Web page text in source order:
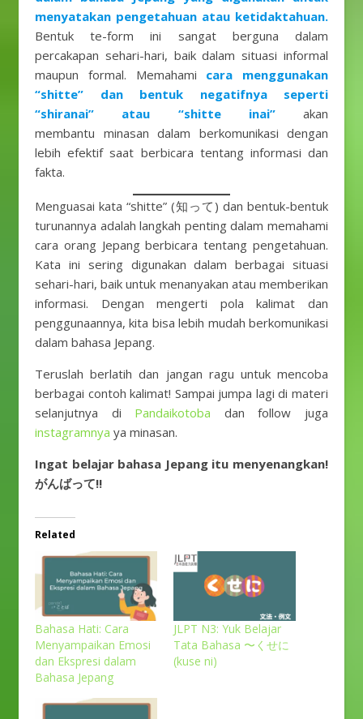
menyatakan pengetahuan atau ketidaktahuan.
Bentuk te-form ini sangat berguna dalam
percakapan sehari-hari, baik dalam situasi informal
maupun formal. Memahami cara menggunakan
“shitte” dan bentuk negatifnya seperti
“shiranai” atau “shitte inai” akan
membantu minasan dalam berkomunikasi dengan
lebih efektif saat berbicara tentang informasi dan
fakta.
Menguasai kata “shitte” (知って) dan bentuk-bentuk
turunannya adalah langkah penting dalam memahami
cara orang Jepang berbicara tentang pengetahuan.
Kata ini sering digunakan dalam berbagai situasi
sehari-hari, baik untuk menanyakan atau memberikan
informasi. Dengan mengerti pola kalimat dan
penggunaannya, kita bisa lebih mudah berkomunikasi
dalam bahasa Jepang.
Teruslah berlatih dan jangan ragu untuk mencoba
berbagai contoh kalimat! Sampai jumpa lagi di materi
selanjutnya di Pandaikotoba dan follow juga
instagramnya ya minasan.
Ingat belajar bahasa Jepang itu menyenangkan!
がんばって!!
Related
Bahasa Hati: Cara
Menyampaikan Emosi
dan Ekspresi dalam
Bahasa Jepang
JLPT N3: Yuk Belajar
Tata Bahasa 〜くせに
(kuse ni)